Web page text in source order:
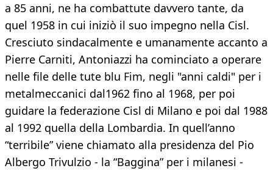
a 85 anni, ne ha combattute davvero tante, da
quel 1958 in cui iniziò il suo impegno nella Cisl.
Cresciuto sindacalmente e umanamente accanto a
Pierre Carniti, Antoniazzi ha cominciato a operare
nelle file delle tute blu Fim, negli "anni caldi" per i
metalmeccanici dal1962 fino al 1968, per poi
guidare la federazione Cisl di Milano e poi dal 1988
al 1992 quella della Lombardia. In quell’anno
“terribile” viene chiamato alla presidenza del Pio
Albergo Trivulzio - la “Baggina” per i milanesi -